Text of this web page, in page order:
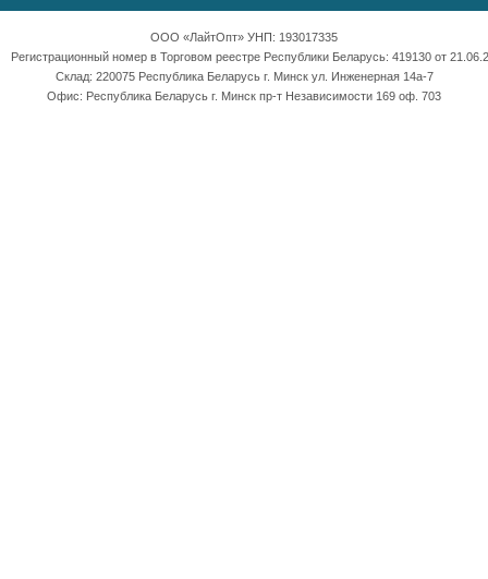
ООО «ЛайтОпт» УНП: 193017335
Регистрационный номер в Торговом реестре Республики Беларусь: 419130 от
Склад: 220075 Республика Беларусь г. Минск ул. Инженерная 14а-7
Офис: Республика Беларусь г. Минск пр-т Независимости 169 оф. 703